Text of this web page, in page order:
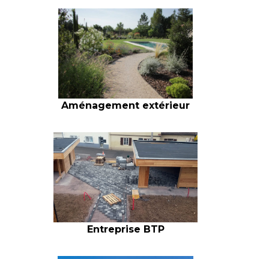
Aménagement extérieur
Entreprise BTP